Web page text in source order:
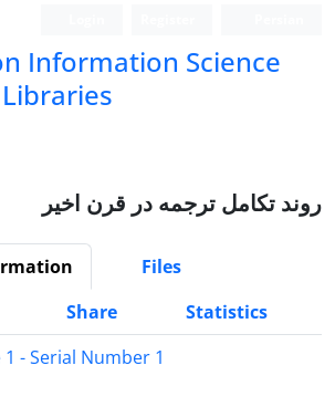
Information Science
روند تکامل ترجمه در قرن اخیر
Files
Share
Statistics
- Serial Number 1